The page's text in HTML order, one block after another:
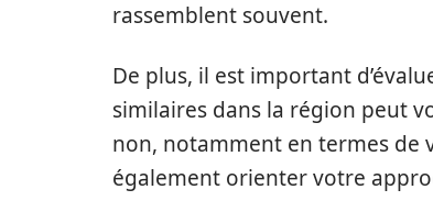
rassemblent souvent.
De plus, il est important
similaires dans la région peut
non, notamment en termes de
également orienter votre